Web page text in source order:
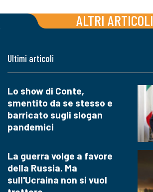
ALTRI ARTICOLI
Ultimi articoli
Lo show di Conte,
smentito da se stesso e
barricato sugli slogan
pandemici
La guerra volge a favore
della Russia. Ma
sull'Ucraina non si vuol